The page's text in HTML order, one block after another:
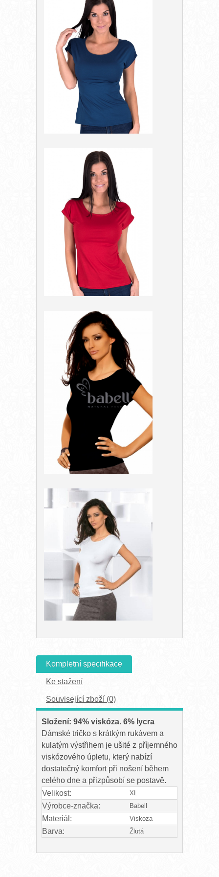
Kompletní specifikace
Ke stažení
Související zboží (0)
Složení: 94% viskóza. 6% lycra
Dámské tričko s krátkým rukávem a
kulatým výstřihem je ušité z příjemného
viskózového úpletu, který nabízí
dostatečný komfort při nošení během
celého dne a přizpůsobí se postavě.
Velikost:
XL
Výrobce-značka: Babell
Materiál: Viskoza
Barva: Žlutá